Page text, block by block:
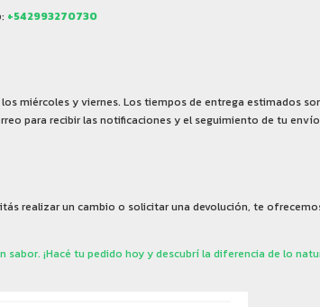
+542993270730
miércoles y viernes. Los tiempos de entrega estimados
para recibir las notificaciones y el seguimiento de tu
realizar un cambio o solicitar una devolución, te
¡Hacé tu pedido hoy y descubrí la diferencia de lo